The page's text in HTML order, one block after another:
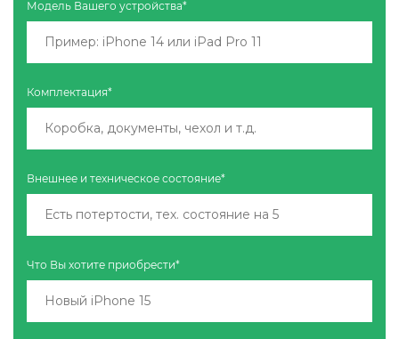
Модель Вашего устройства*
Комплектация*
Внешнее и техническое состояние*
Что Вы хотите приобрести*